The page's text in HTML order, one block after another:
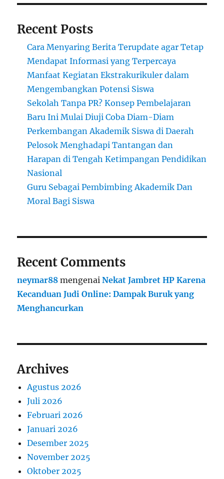
Recent Posts
Cara Menyaring Berita Terupdate agar Tetap
Mendapat Informasi yang Terpercaya
Manfaat Kegiatan Ekstrakurikuler dalam
Mengembangkan Potensi Siswa
Sekolah Tanpa PR? Konsep Pembelajaran
Baru Ini Mulai Diuji Coba Diam-Diam
Perkembangan Akademik Siswa di Daerah
Pelosok Menghadapi Tantangan dan
Harapan di Tengah Ketimpangan Pendidikan
Nasional
Guru Sebagai Pembimbing Akademik Dan
Moral Bagi Siswa
Recent Comments
neymar88 mengenaiNekat Jambret HP Karena
Kecanduan Judi Online: Dampak Buruk yang
Menghancurkan
Archives
Agustus 2026
Juli 2026
Februari 2026
Januari 2026
Desember 2025
November 2025
Oktober 2025